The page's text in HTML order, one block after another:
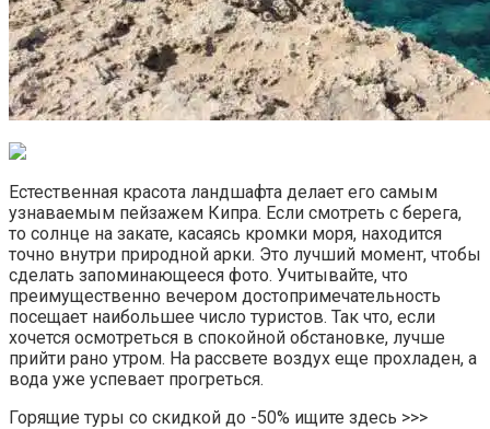
Естественная красота ландшафта делает его самым
узнаваемым пейзажем Кипра. Если смотреть с берега,
то солнце на закате, касаясь кромки моря, находится
точно внутри природной арки. Это лучший момент, чтобы
сделать запоминающееся фото. Учитывайте, что
преимущественно вечером достопримечательность
посещает наибольшее число туристов. Так что, если
хочется осмотреться в спокойной обстановке, лучше
прийти рано утром. На рассвете воздух еще прохладен, а
вода уже успевает прогреться.
Горящие туры со скидкой до -50% ищите здесь >>>